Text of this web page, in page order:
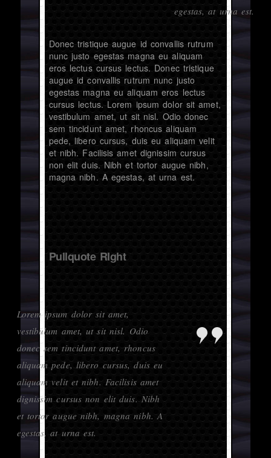
egestas, at urna est.
Donec tristique augue id convallis rutrum
nunc justo egestas magna eu aliquam
eros lectus cursus lectus. Donec tristique
augue id convallis rutrum nunc justo
egestas magna eu aliquam eros lectus
cursus lectus. Lorem ipsum dolor sit amet,
vestibulum amet, ut sit nisl. Odio donec
sem tincidunt amet, rhoncus aliquam
pede, libero cursus, duis eu aliquam velit
et nibh. Facilisis amet dignissim cursus
non elit duis. Nibh et tortor augue nibh,
magna nibh. A egestas, at urna est.
Pullquote RIght
Lorem ipsum dolor sit amet,
vestibulum amet, ut sit nisl. Odio
donec sem tincidunt amet, rhoncus
aliquam pede, libero cursus, duis eu
aliquam velit et nibh. Facilisis amet
dignissim cursus non elit duis. Nibh
et tortor augue nibh, magna nibh. A
egestas, at urna est.